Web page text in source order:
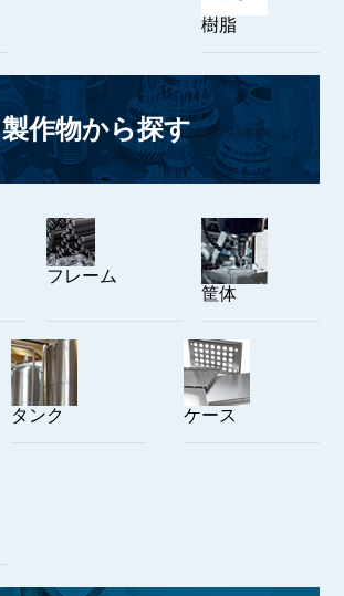
樹脂
製作物から探す
フレーム
筐体
タンク
ケース